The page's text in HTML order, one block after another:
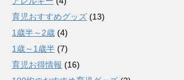
育児おすすめグッズ (13)
1歳半～2歳 (4)
1歳～1歳半 (7)
育児お得情報 (16)